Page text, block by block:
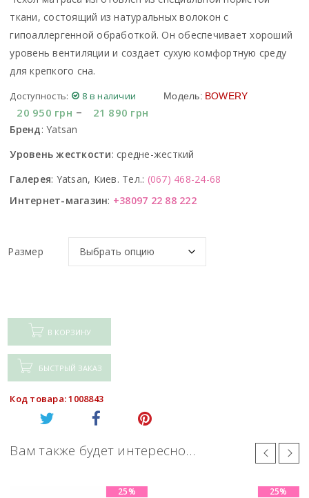
ткани, состоящий из натуральных волокон с
гипоаллергенной обработкой. Он обеспечивает хороший
уровень вентиляции и создает сухую комфортную среду
для крепкого сна.
Доступность: 8 в наличии Модель: BOWERY
20 950 грн – 21 890 грн
Бренд:Yatsan
Уровень жесткости: средне-жесткий
Галерея: Yatsan, Киев. Тел.: (067) 468-24-68
Интернет-магазин: +38097 22 88 222
Размер
В КОРЗИНУ
БЫСТРЫЙ ЗАКАЗ
Код товара: 1008843
Вам также будет интересно…
25% 25%